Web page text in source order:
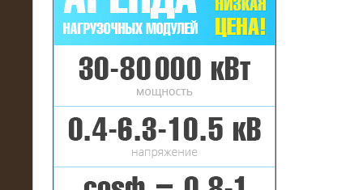
16.01.2017
Аренда нагрузочного комплекса 22
МВт (10 кВ) на газовое
месторождение